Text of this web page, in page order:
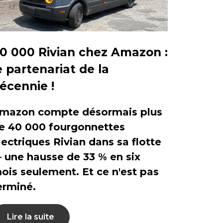
000 Rivian chez Amazon :
partenariat de la
!
compte désormais plus
40 000 fourgonnettes
Rivian dans sa flotte
hausse de 33 % en six
seulement. Et ce n'est pas
Lire la suite